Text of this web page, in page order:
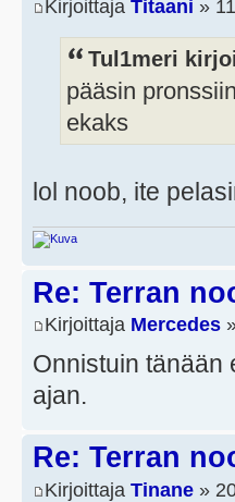
Kirjoittaja Titaani »
Tul1meri
pääsin
ekaks
lol noob, ite
Re: Terran
Kirjoittaja Mercedes
Onnistuin tänään
ajan.
Re: Terran
Kirjoittaja Tinane »